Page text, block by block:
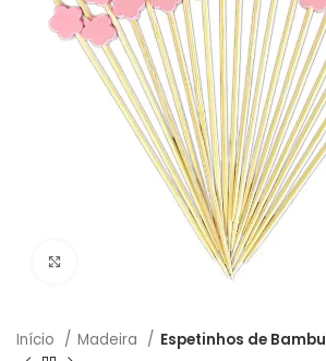
Clique para ampliar
Início Madeira Espetinhos de Bambu